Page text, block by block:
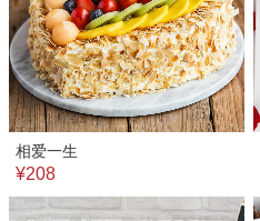
相爱一生
¥208